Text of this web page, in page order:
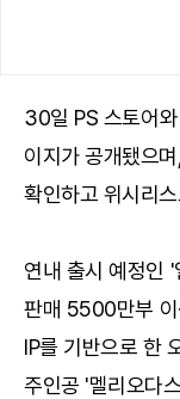
30일 PS 스토어
이지가 공개됐으
확인하고 위시리
연내 출시 예정인
판매 5500만부 이
IP를 기반으로 한
주인공 '멜리오다